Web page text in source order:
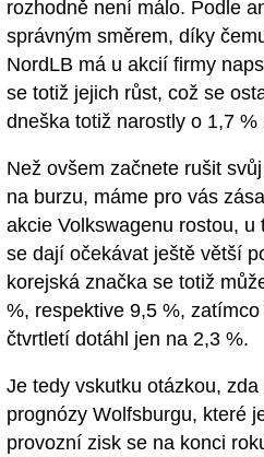
rozhodně není málo. Podle
správným směrem, díky
NordLB má u akcií firmy
se totiž jejich růst, což se
dneška totiž narostly o 1,7
Než ovšem začnete rušit
na burzu, máme pro vás
akcie Volkswagenu rostou, u
se dají očekávat ještě větší
korejská značka se totiž
%, respektive 9,5 %,
čtvrtletí dotáhl jen na 2,3 %.
Je tedy vskutku otázkou,
prognózy Wolfsburgu, které
provozní zisk se na konci